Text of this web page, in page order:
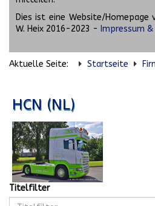
Dies ist eine Website/Homepage
W. Heix 2016-2023 - Impressum
Aktuelle Seite: Startseite
HCN (NL)
Titelfilter